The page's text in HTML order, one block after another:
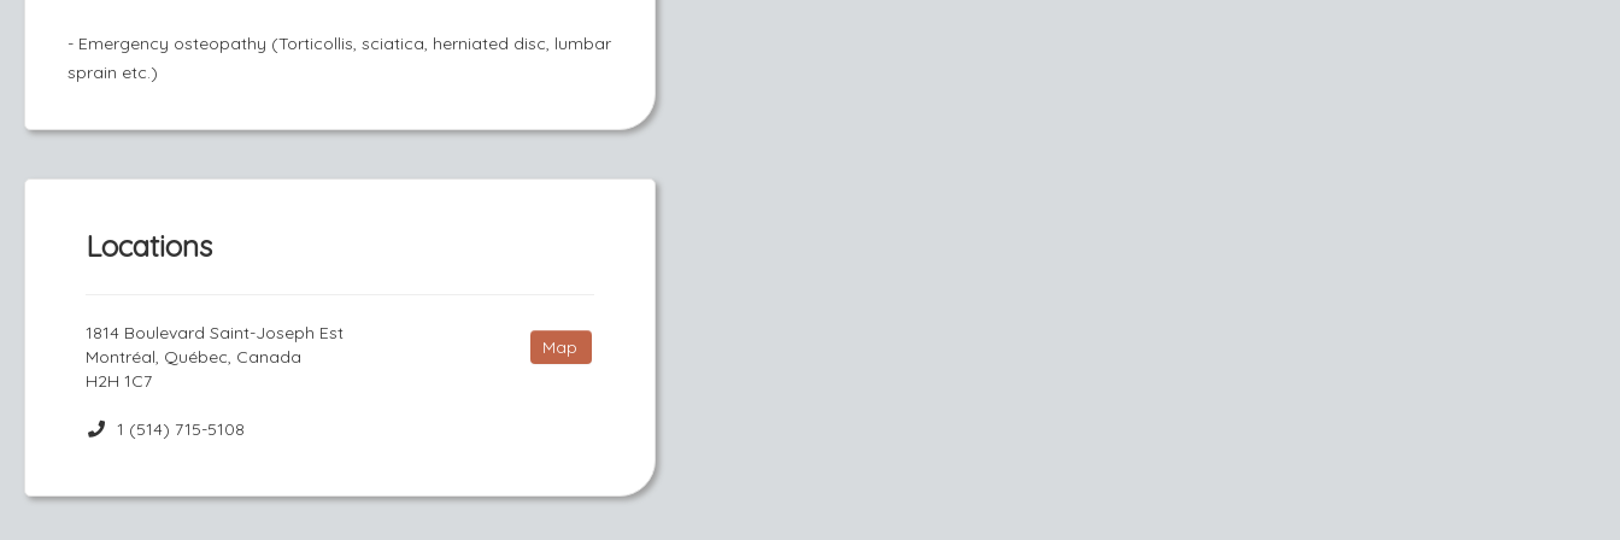
- Emergency osteopathy (Torticollis, sciatica, herniated disc, lumbar
sprain etc.)
Locations
1814 Boulevard Saint-Joseph Est
Montréal, Québec, Canada
H2H 1C7
1 (514) 715-5108
Map